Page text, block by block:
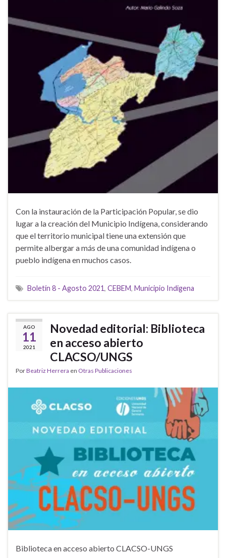
Con la instauración de la Participación Popular, se dio
lugar a la creación del Municipio Indígena, considerando
que el territorio municipal tiene una extensión que
permite albergar a más de una comunidad indígena o
pueblo indígena en muchos casos.
Boletín 8 - Agosto 2021, CEBEM, Municipio Indigena
AGO
11
2021
Novedad editorial: Biblioteca
en acceso abierto
CLACSO/UNGS
PorBeatriz Herrera en Otras Publicaciones
Biblioteca en acceso abierto CLACSO-UNGS